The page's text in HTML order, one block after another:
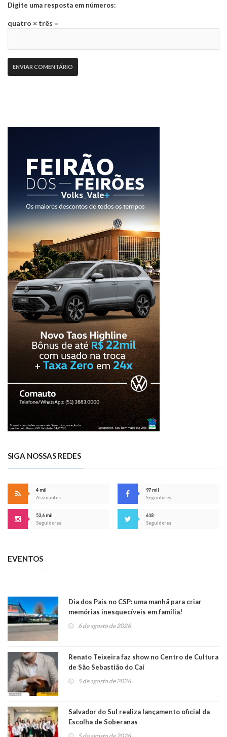
Digite uma resposta em números:
quatro × três =
SIGA NOSSAS REDES
4 mil
Assinantes
97 mil
Seguidores
53,6 mil
Seguidores
618
Seguidores
EVENTOS
Dia dos Pais no CSP: uma manhã para criar
memórias inesquecíveis em família!
6 de agosto de 2026
Renato Teixeira faz show no Centro de Cultura
de São Sebastião do Caí
5 de agosto de 2026
Salvador do Sul realiza lançamento oficial da
Escolha de Soberanas